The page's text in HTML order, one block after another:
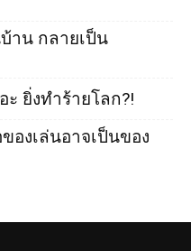
าน กลายเป็น
ะ ยิ่งทำร้ายโลก?!
องเล่นอาจเป็นของ